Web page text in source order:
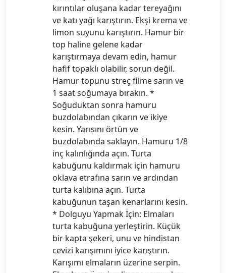
kırıntılar oluşana kadar tereyağını
ve katı yağı karıştırın. Ekşi krema ve
limon suyunu karıştırın. Hamur bir
top haline gelene kadar
karıştırmaya devam edin, hamur
hafif topaklı olabilir, sorun değil.
Hamur topunu streç filme sarın ve
1 saat soğumaya bırakın. *
Soğuduktan sonra hamuru
buzdolabından çıkarın ve ikiye
kesin. Yarısını örtün ve
buzdolabında saklayın. Hamuru 1/8
inç kalınlığında açın. Turta
kabuğunu kaldırmak için hamuru
oklava etrafına sarın ve ardından
turta kalıbına açın. Turta
kabuğunun taşan kenarlarını kesin.
* Dolguyu Yapmak İçin: Elmaları
turta kabuğuna yerleştirin. Küçük
bir kapta şekeri, unu ve hindistan
cevizi karışımını iyice karıştırın.
Karışımı elmaların üzerine serpin.